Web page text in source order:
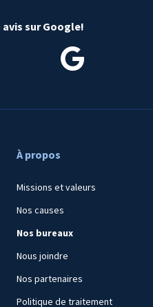
sur Google!
À propos
Missions et valeurs
Nos causes
Nos bureaux
Nous joindre
Nos partenaires
Politique de traitement